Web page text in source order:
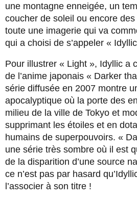
une montagne enneigée, un
coucher de soleil ou encore
toute une imagerie qui va
qui a choisi de s’appeler «
Pour illustrer « Light », Idyllic a
de l’anime japonais « Darker
série diffusée en 2007 montre
apocalyptique où la porte des
milieu de la ville de Tokyo et
supprimant les étoiles et en
humains de superpouvoirs. «
une série très sombre où il est
de la disparition d’une source
ce n’est pas par hasard
l’associer à son titre !